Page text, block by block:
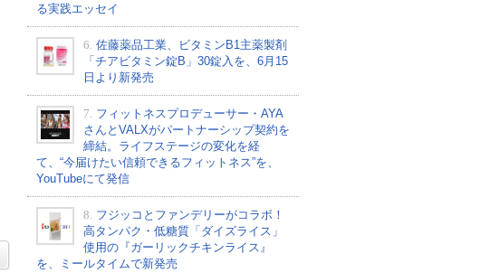
る実践エッセイ
6. 佐藤薬品工業、ビタミンB1主薬製剤
「チアビタミン錠B」30錠入を、6月15
日より新発売
7. フィットネスプロデューサー・AYA
さんとVALXがパートナーシップ契約を
締結。ライフステージの変化を経
て、“今届けたい信頼できるフィットネス”を、
YouTubeにて発信
8. フジッコとファンデリーがコラボ！
高タンパク・低糖質「ダイズライス」
使用の『ガーリックチキンライス』
を、ミールタイムで新発売